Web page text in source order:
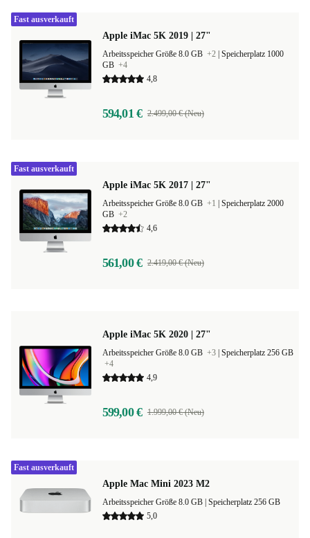
Apple iMac 5K 2019 | 27"
Arbeitsspeicher Größe 8.0 GB +2 Speicherplatz 1000
GB +4
4,8
594,01 € 2.499,00 € (Neu)
Fast ausverkauft
Apple iMac 5K 2017 | 27"
Arbeitsspeicher Größe 8.0 GB +1
Speicherplatz 2000
GB +2
4,6
561,00 € 2.419,00 € (Neu)
Fast ausverkauft
Apple iMac 5K 2020 | 27"
Arbeitsspeicher Größe 8.0 GB +3 Speicherplatz 256 GB
+4
4,9
599,00 € 1.999,00 € (Neu)
Apple Mac Mini 2023 M2
Speicherplatz 256 GB
5,0
Fast ausverkauft